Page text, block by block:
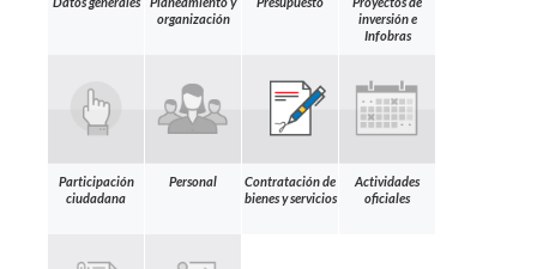
organización
inversión e
Infobras
Participación
ciudadana
Personal
Contratación de
bienes y servicios
Actividades
oficiales